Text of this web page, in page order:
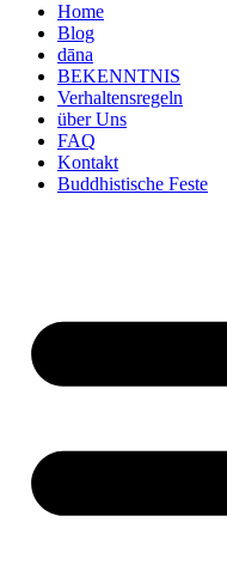
Home
Blog
dāna
BEKENNTNIS
Verhaltensregeln
über Uns
FAQ
Kontakt
Buddhistische Feste